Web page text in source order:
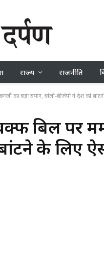
राज्य राजनीति
का बड़ा बयान, बोली-बीजेपी ने देश को
बिल पर
के लिए